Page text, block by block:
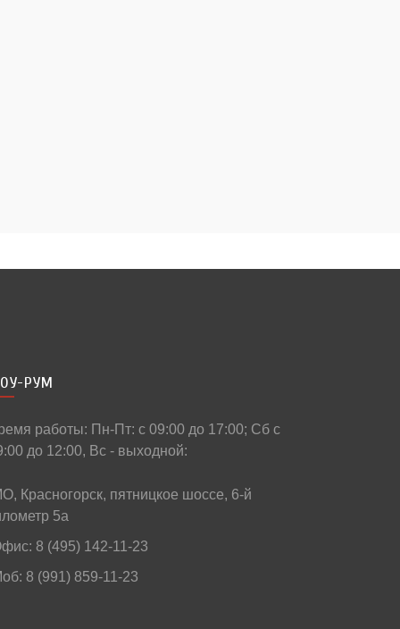
РУМ
работы: Пн-Пт: c 09:00 до 17:00; Сб с
до 12:00, Вс - выходной:
Красногорск, пятницкое шоссе, 6-й
5а
8 (495) 142-11-23
8 (991) 859-11-23